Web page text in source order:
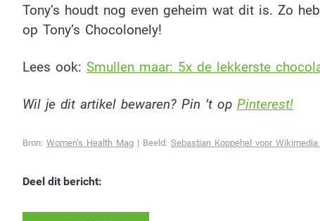
Tony’s houdt nog even geheim wat dit is. Zo
op Tony’s Chocolonely!
Lees ook: Smullen maar: 5x de lekkerste
Wil je dit artikel bewaren? Pin ’t op Pinterest!
Bron: Women’s Health Mag | Beeld: Sebastian Koppehel voor Wikimedia
Deel dit bericht: